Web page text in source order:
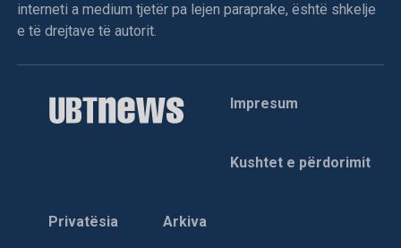
interneti a medium tjetër pa lejen paraprake, është shkelje
e të drejtave të autorit.
Impresum
Kushtet e përdorimit
Privatësia Arkiva